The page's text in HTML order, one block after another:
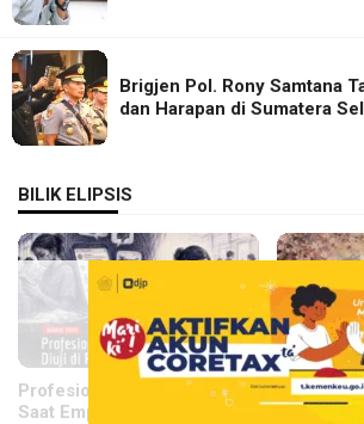
Brigjen Pol. Rony Samtana
dan Harapan di Sumatera
BILIK ELIPSIS
Profesionalisme Nakes:
Saat Empati Diuji di Ruang